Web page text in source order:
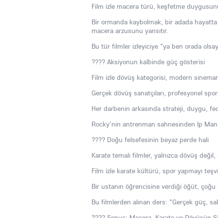
Film izle macera türü, keşfetme
Bir ormanda kaybolmak, bir adada
macera arzusunu yansıtır.
Bu tür filmler izleyiciye "ya ben orada
???? Aksiyonun kalbinde güç gösterisi
Film izle dövüş kategorisi, modern
Gerçek dövüş sanatçıları, profesyonel
Her darbenin arkasında strateji, duygu,
Rocky'nin antrenman sahnesinden Ip
???? Doğu felsefesinin beyaz perde hali
Karate temalı filmler, yalnızca dövüş
Film izle karate kültürü, spor yapmayı
Bir ustanın öğrencisine verdiği öğüt,
Bu filmlerden alınan ders: "Gerçek güç,